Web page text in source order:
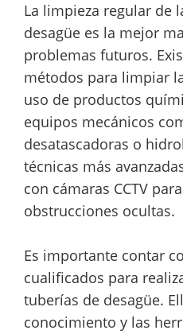
La limpieza regular de
desagüe es la mejor
problemas futuros.
métodos para limpiar
uso de productos
equipos mecánicos
desatascadoras o
técnicas más
con cámaras CCTV
obstrucciones ocultas.
Es importante contar
cualificados para
tuberías de desagüe.
conocimiento y las